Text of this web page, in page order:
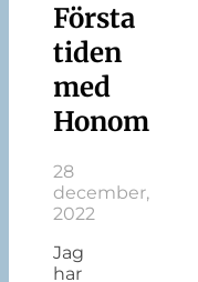
Första
tiden
med
Honom
28
december,
2022
Jag
har